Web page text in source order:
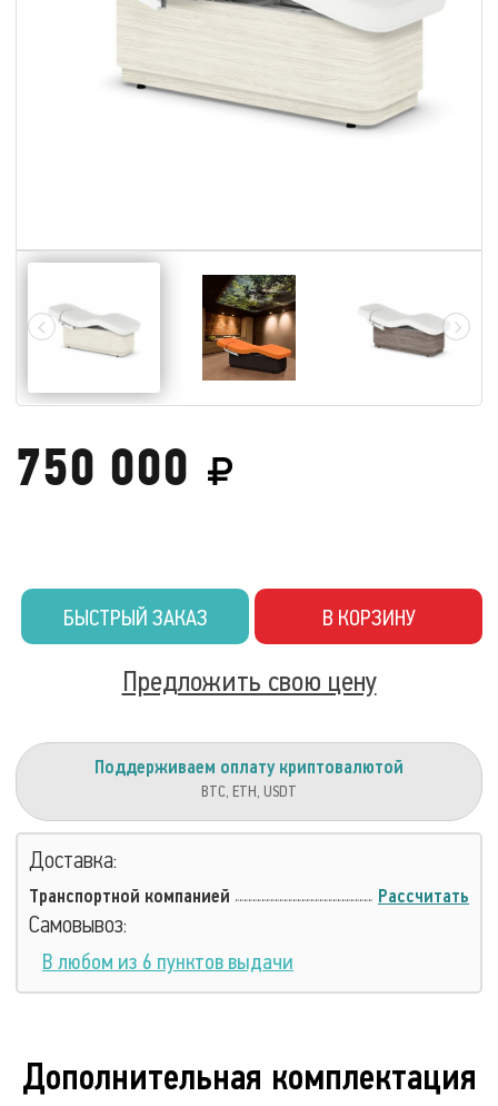
750 000
БЫСТРЫЙ ЗАКАЗ В КОРЗИНУ
Предложить свою цену
Поддерживаем оплату криптовалютой
BTC, ETH, USDT
Доставка:
Транспортной компанией Рассчитать
Самовывоз:
В любом из 6 пунктов выдачи
Дополнительная комплектация